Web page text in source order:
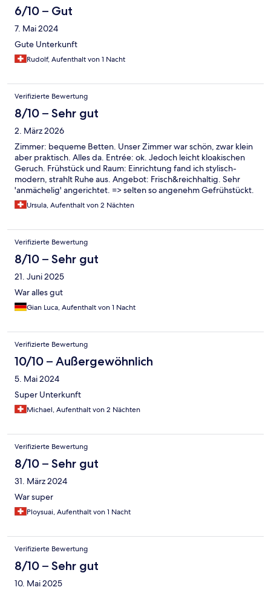
6/10 – Gut
7. Mai 2024
Gute Unterkunft
Rudolf, Aufenthalt von 1 Nacht
Verifizierte Bewertung
8/10 – Sehr gut
2. März 2026
Zimmer: bequeme Betten. Unser Zimmer war schön, zwar klein
aber praktisch. Alles da. Entrée: ok. Jedoch leicht kloakischen
Geruch. Frühstück und Raum: Einrichtung fand ich stylisch-
modern, strahlt Ruhe aus. Angebot: Frisch&reichhaltig. Sehr
'anmächelig' angerichtet. => selten so angenehm Gefrühstückt.
Ursula, Aufenthalt von 2 Nächten
Verifizierte Bewertung
8/10 – Sehr gut
21. Juni 2025
War alles gut
Gian Luca, Aufenthalt von 1 Nacht
Verifizierte Bewertung
10/10 – Außergewöhnlich
5. Mai 2024
Super Unterkunft
Michael, Aufenthalt von 2 Nächten
Verifizierte Bewertung
8/10 – Sehr gut
31. März 2024
War super
Ploysuai, Aufenthalt von 1 Nacht
Verifizierte Bewertung
8/10 – Sehr gut
10. Mai 2025